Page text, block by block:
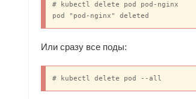
# kubectl delete pod pod-nginx
pod "pod-nginx" deleted
Или сразу все поды:
# kubectl delete pod --all